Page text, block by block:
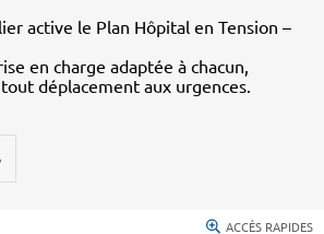
active le Plan Hôpital en Tension –
en charge adaptée à chacun,
déplacement aux urgences.
ACCÈS RAPIDES